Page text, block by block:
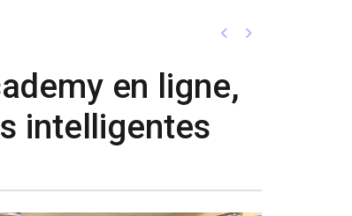
Previous
Next
en ligne,
intelligentes